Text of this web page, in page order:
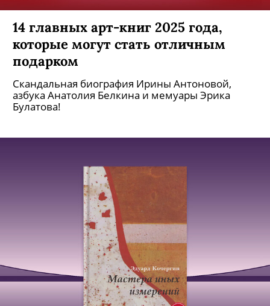
14 главных арт-книг 2025 года,
которые могут стать отличным
подарком
Скандальная биография Ирины Антоновой,
азбука Анатолия Белкина и мемуары Эрика
Булатова!